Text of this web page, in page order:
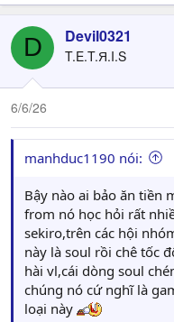
D Devil0321
T.E.T.Я.I.S
6/6/26
manhduc1190 nói:
Bậy nào ai bảo ăn tiền
from nó học hỏi rất
sekiro,trên các hội
này là soul rồi chê tốc
hài vl,cái dòng soul
chúng nó cứ nghĩ là
loại này